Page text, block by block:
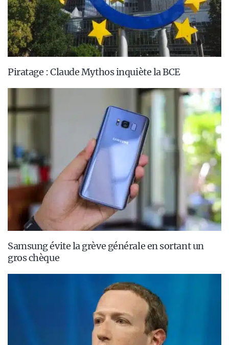
Piratage : Claude Mythos inquiète la BCE
Samsung évite la grève générale en sortant un
gros chèque